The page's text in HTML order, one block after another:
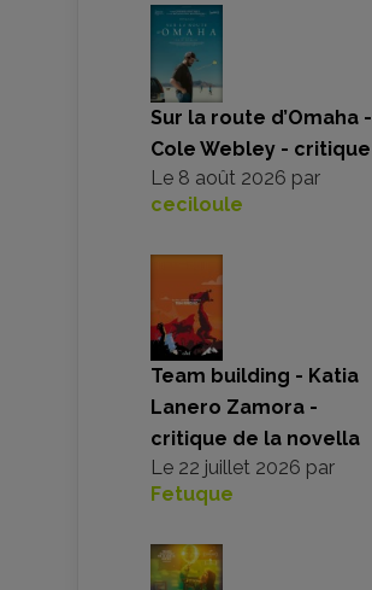
Sur la route d’Omaha -
Cole Webley - critique
Le 8 août 2026 par
ceciloule
Team building - Katia
Lanero Zamora -
critique de la novella
Le 22 juillet 2026 par
Fetuque